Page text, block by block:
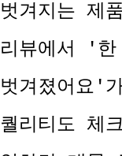
벗겨지는 제
리뷰에서 '
벗겨졌어요'
퀄리티도 체